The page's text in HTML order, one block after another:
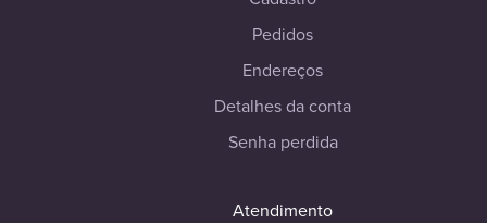
Pedidos
Endereços
Detalhes da conta
Senha perdida
Atendimento